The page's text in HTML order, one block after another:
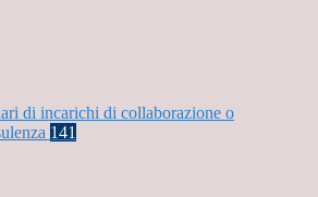
di incarichi di collaborazione o
141